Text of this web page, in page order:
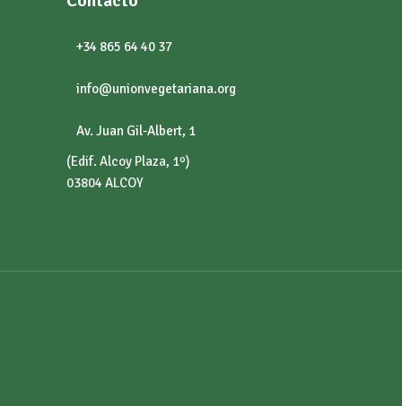
+34 865 64 40 37
info@unionvegetariana.org
Av. Juan Gil-Albert, 1
(Edif. Alcoy Plaza, 1º)
03804 ALCOY